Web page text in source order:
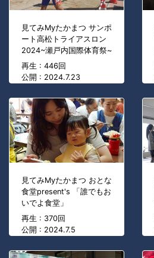
見てみMyたかまつ サンポ
ート高松トライアスロン
2024~瀬戸内国際体育祭~
再生 : 446回
公開 : 2024.7.23
見てみMyたかまつ おとな
食堂present's 「誰でもお
いでよ食堂」
再生 : 370回
公開 : 2024.7.5